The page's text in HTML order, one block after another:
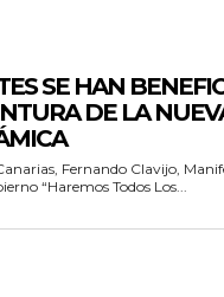
SE HAN
DE LA
Fernando Clavijo,
“haremos Todos Los...